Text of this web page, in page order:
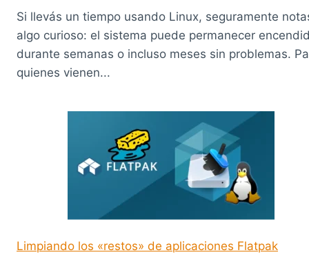
Si llevás un tiempo usando Linux, seguramente
algo curioso: el sistema puede permanecer
durante semanas o incluso meses sin problemas.
quienes vienen...
Limpiando los «restos» de aplicaciones Flatpak